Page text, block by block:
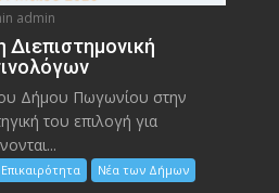
admin
Διεπιστημονική
Δήμου Πωγωνίου στην
του επιλογή για
Επικαιρότητα Νέα των Δήμων